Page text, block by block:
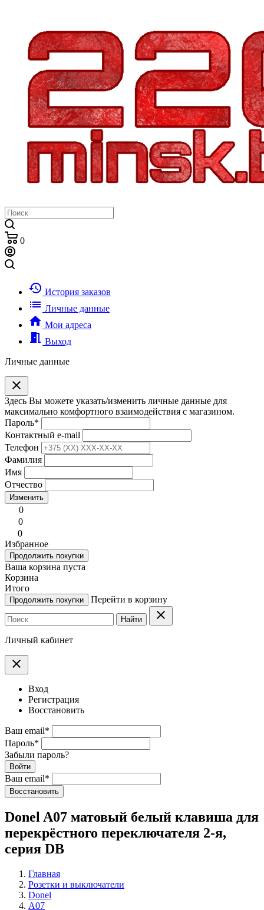
0
history История заказов
list Личные данные
home Мои адреса
meeting_room Выход
Личные данные
clear
Здесь Вы можете указать/изменить личные данные для
максимально комфортного взаимодействия с магазином.
Пароль*
Контактный e-mail
Телефон
Фамилия
Имя
Отчество
Изменить
0
0
0
Избранное
Продолжить покупки
Ваша корзина пуста
Корзина
Итого
Продолжить покупки Перейти в корзину
Найти clear
Личный кабинет
clear
Вход
Регистрация
Восстановить
Ваш email*
Пароль*
Забыли пароль?
Войти
Ваш email*
Воcстановить
Donel A07 матовый белый клавиша для
перекрёстного переключателя 2-я,
серия DB
Главная
Розетки и выключатели
Donel
A07